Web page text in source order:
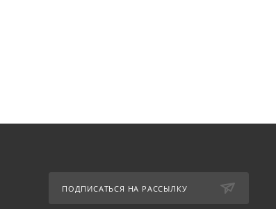
ПОДПИСАТЬСЯ НА РАССЫЛКУ